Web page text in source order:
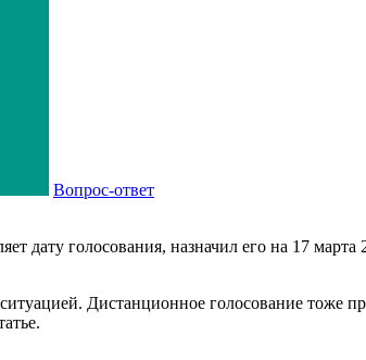
Вопрос-ответ
дату голосования, назначил его на 17
Дистанционное голосование тоже